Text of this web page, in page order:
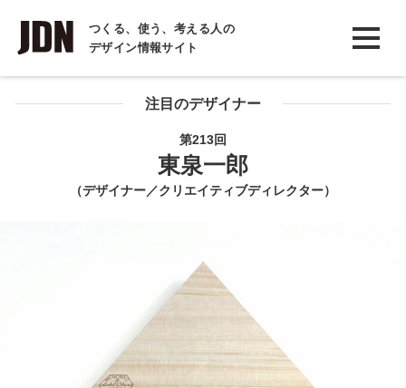
つくる、使う、考える人の
デザイン情報サイト
INTERVIEW
インタビュー
REPORT
コラム
注目のデザイナー
第213回
東泉一郎
（デザイナー／クリエイティブディレクター）